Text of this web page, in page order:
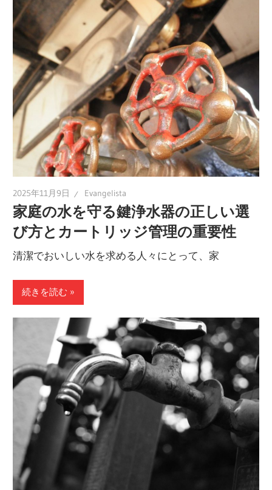
2025年11月9日 Evangelista
家庭の水を守る鍵浄水器の正しい選
び方とカートリッジ管理の重要性
清潔でおいしい水を求める人々にとって、家
続きを読む